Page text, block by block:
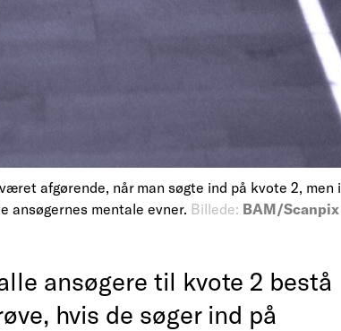
afgørende, når man søgte ind på kvote 2, men i
ansøgernes mentale evner. Billede: BAM/Scanpix
ansøgere til kvote 2 bestå
hvis de søger ind på